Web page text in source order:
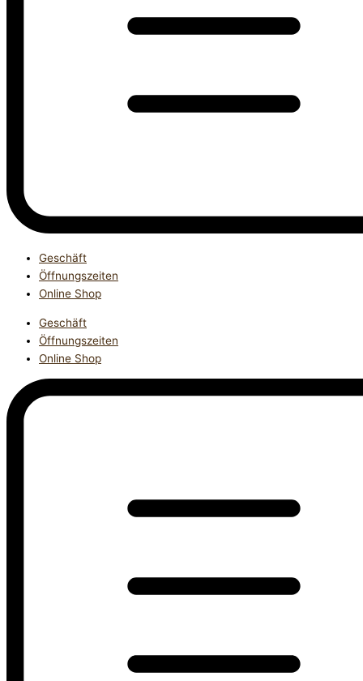
Geschäft
Öffnungszeiten
Online Shop
Geschäft
Öffnungszeiten
Online Shop